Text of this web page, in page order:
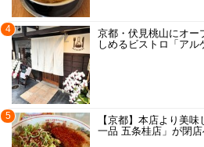
4
京都・伏見桃山にオー
しめるビストロ「アル
5
【京都】本店より美
一品 五条桂店」が閉